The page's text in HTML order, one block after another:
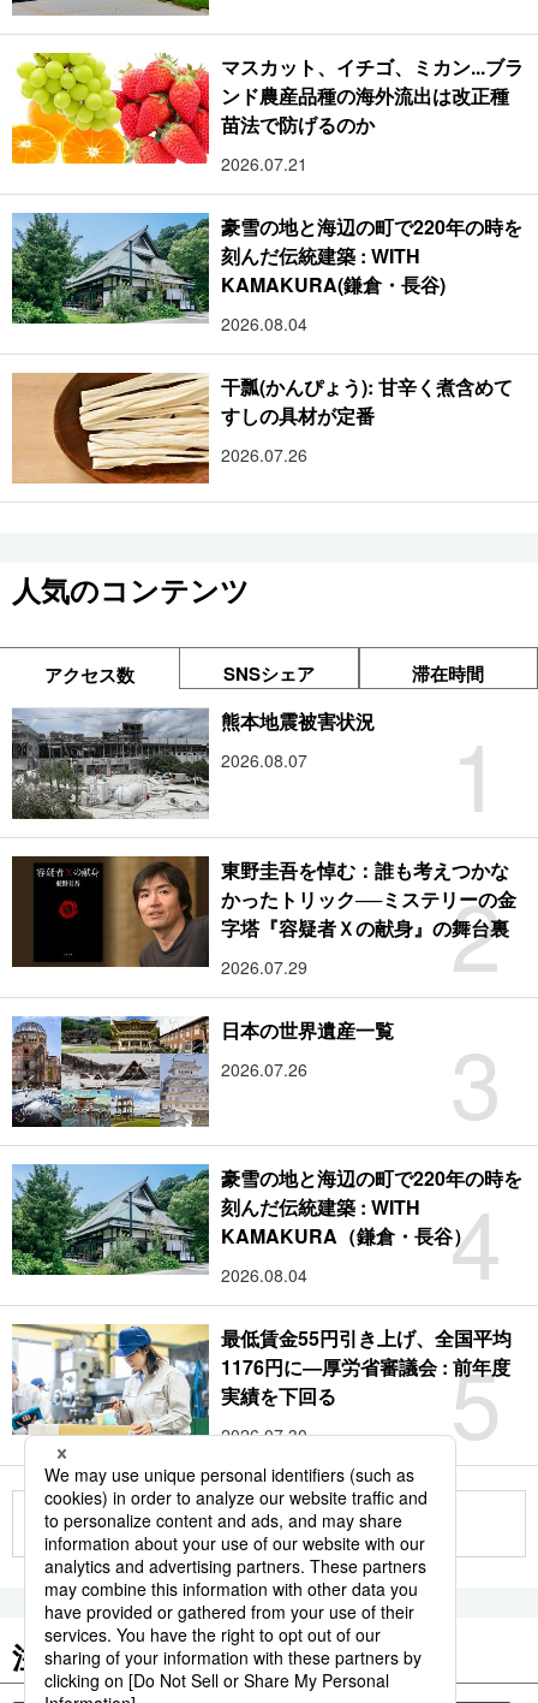
マスカット、イチゴ、ミカン...ブラ
ンド農産品種の海外流出は改正種
苗法で防げるのか
2026.07.21
豪雪の地と海辺の町で220年の時を
刻んだ伝統建築 : WITH
KAMAKURA(鎌倉・長谷)
2026.08.04
干瓢(かんぴょう): 甘辛く煮含めて
すしの具材が定番
2026.07.26
人気のコンテンツ
アクセス数 SNSシェア 滞在時間
1
熊本地震被害状況
2026.08.07
2
東野圭吾を悼む：誰も考えつかな
かったトリック──ミステリーの金
字塔『容疑者Ｘの献身』の舞台裏
2026.07.29
3
日本の世界遺産一覧
2026.07.26
4
豪雪の地と海辺の町で220年の時を
刻んだ伝統建築 : WITH
KAMAKURA（鎌倉・長谷）
2026.08.04
5
最低賃金55円引き上げ、全国平均
1176円に―厚労省審議会 : 前年度
実績を下回る
2026.07.30
もっと見る
注目のキーワード